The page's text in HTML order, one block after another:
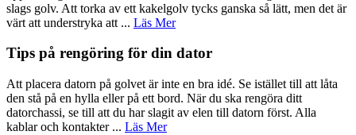
slags golv. Att torka av ett kakelgolv tycks ganska så lätt, men det är
värt att understryka att ... Läs Mer
Tips på rengöring för din dator
Att placera datorn på golvet är inte en bra idé. Se istället till att låta
den stå på en hylla eller på ett bord. När du ska rengöra ditt
datorchassi, se till att du har slagit av elen till datorn först. Alla
kablar och kontakter ... Läs Mer